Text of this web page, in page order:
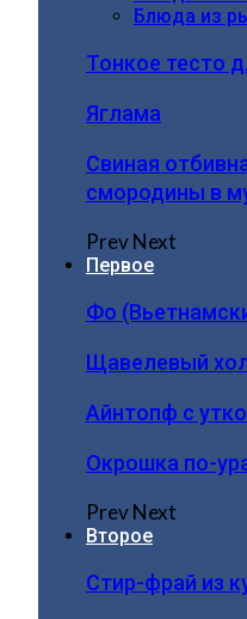
Блюда из
Тонкое тесто
Яглама
Свиная
смородины в
PrevNext
Первое
Фо
Щавелевый
Айнтопф с
Окрошка по-
PrevNext
Второе
Стир-фрай из